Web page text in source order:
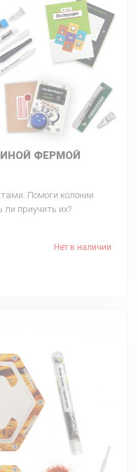
ФЕРМОЙ
Помоги колонии
приучить их?
Нет в наличии